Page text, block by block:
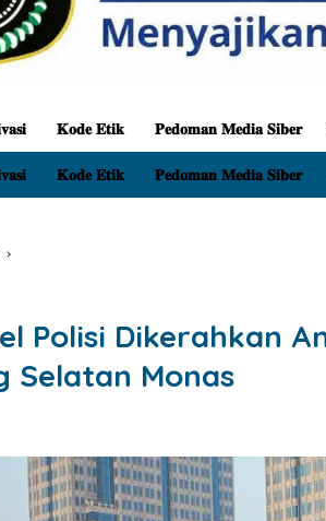
𝐊𝐨𝐝𝐞 𝐄𝐭𝐢𝐤 𝐏𝐞𝐝𝐨𝐦𝐚𝐧 𝐌𝐞𝐝𝐢𝐚 𝐒𝐢𝐛𝐞𝐫
𝐊𝐨𝐝𝐞 𝐄𝐭𝐢𝐤 𝐏𝐞𝐝𝐨𝐦𝐚𝐧 𝐌𝐞𝐝𝐢𝐚 𝐒𝐢𝐛𝐞𝐫
Polisi Dikerahkan
Selatan Monas